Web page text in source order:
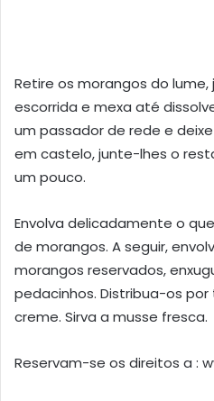
Retire os morangos do
escorrida e mexa até
um passador de rede e
em castelo, junte-lhes o
um pouco.
Envolva delicadamente o
de morangos. A seguir,
morangos reservados,
pedacinhos. Distribua-os
creme. Sirva a musse fresca.
Reservam-se os direitos a :